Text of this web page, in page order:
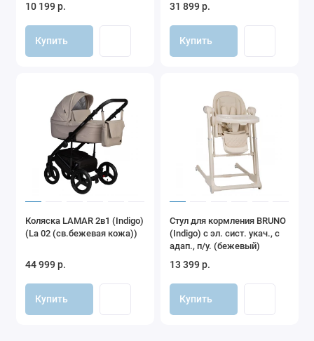
10 199 р.
Купить
31 899 р.
Купить
Коляска LAMAR 2в1 (Indigo)
(La 02 (св.бежевая кожа))
44 999 р.
Купить
Стул для кормления BRUNO
(Indigo) с эл. сист. укач., с
адап., п/у. (бежевый)
13 399 р.
Купить